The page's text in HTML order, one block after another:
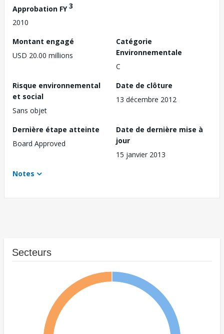
Approbation FY3
2010
Montant engagé
USD 20.00 millions
Catégorie
Environnementale
C
Risque environnemental
et social
Sans objet
Date de clôture
13 décembre 2012
Dernière étape atteinte
Board Approved
Date de dernière mise à
jour
15 janvier 2013
Notes
Secteurs